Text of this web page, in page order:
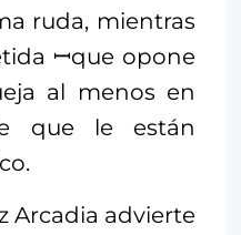
ruda, mientras
ꟷque opone
al menos en
que le están
Arcadia advierte